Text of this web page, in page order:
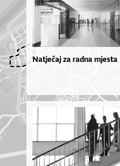
Natječaj za radna mjesta